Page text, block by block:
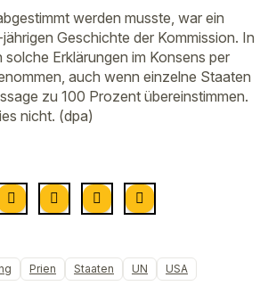
werden musste, war ein
Geschichte der Kommission. In
solche Erklärungen im Konsens per
auch wenn einzelne Staaten
zu 100 Prozent übereinstimmen.
nicht. (dpa)
Prien Staaten UN USA